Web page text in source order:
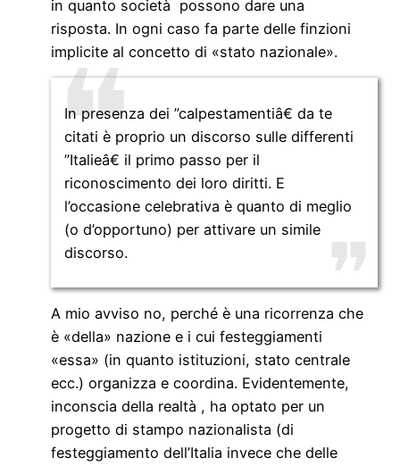
in quanto società possono dare una
risposta. In ogni caso fa parte delle finzioni
implicite al concetto di «stato nazionale».
In presenza dei ”calpestamentiâ€ da te
citati è proprio un discorso sulle differenti
”Italieâ€ il primo passo per il
riconoscimento dei loro diritti. E
l’occasione celebrativa è quanto di meglio
(o d’opportuno) per attivare un simile
discorso.
A mio avviso no, perché è una ricorrenza che
è «della» nazione e i cui festeggiamenti
«essa» (in quanto istituzioni, stato centrale
ecc.) organizza e coordina. Evidentemente,
inconscia della realtà , ha optato per un
progetto di stampo nazionalista (di
festeggiamento dell’Italia invece che delle